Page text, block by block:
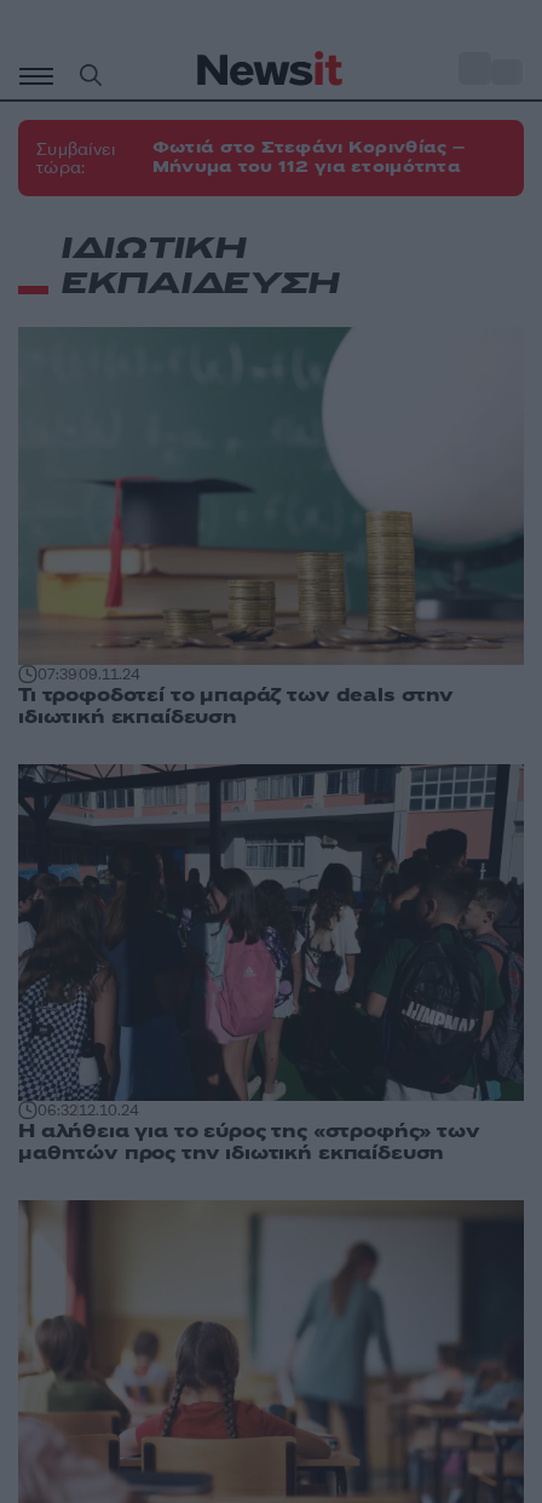
περιεχόμενο
Συμβαίνει
τώρα:
Φωτιά στο Στεφάνι Κορινθίας –
Μήνυμα του 112 για ετοιμότητα
ΙΔΙΩΤΙΚΗ
ΕΚΠΑΙΔΕΥΣΗ
07:3909.11.24
Τι τροφοδοτεί το μπαράζ των deals στην
ιδιωτική εκπαίδευση
06:3212.10.24
Η αλήθεια για το εύρος της «στροφής» των
μαθητών προς την ιδιωτική εκπαίδευση